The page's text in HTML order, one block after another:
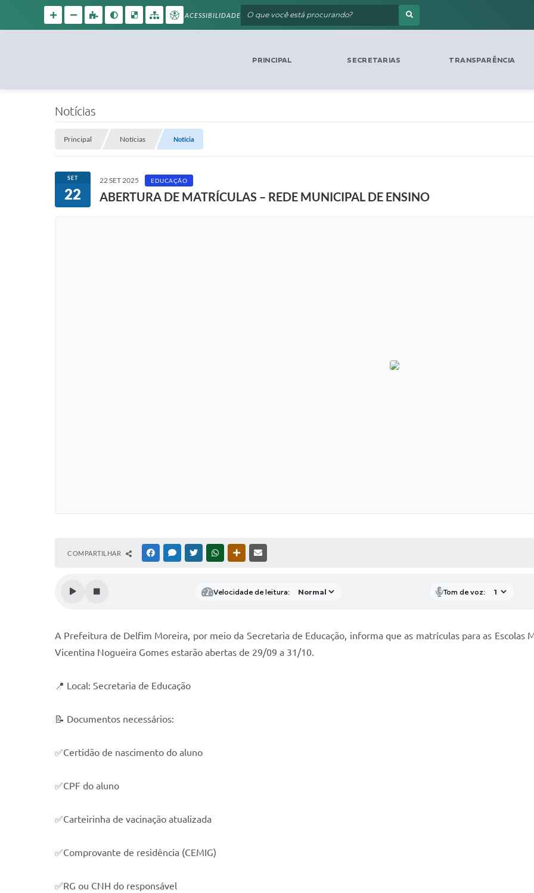
ACESSIBILIDADE
PRINCIPAL SECRETARIAS TRANSPARÊNCIA
Notícias
Principal Notícias Notícia
SET
22
22 SET 2025 EDUCAÇÃO
ABERTURA DE MATRÍCULAS – REDE MUNICIPAL DE ENSINO
COMPARTILHAR FACEBOOKMESSENGER
TWITTERWHATSAPPOUTRAS MÍDIAS
Velocidade de leitura: Tom de voz:
A Prefeitura de Delfim Moreira, por meio da Secretaria de Educação, informa que as matrículas para as Escolas
Vicentina Nogueira Gomes estarão abertas de 29/09 a 31/10.
📍 Local: Secretaria de Educação
📝 Documentos necessários:
✅Certidão de nascimento do aluno
✅CPF do aluno
✅Carteirinha de vacinação atualizada
✅Comprovante de residência (CEMIG)
✅RG ou CNH do responsável